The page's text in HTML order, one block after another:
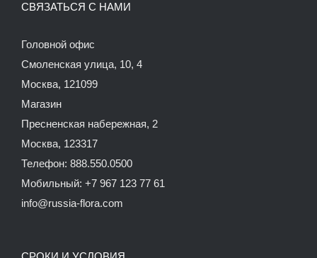
СВЯЗАТЬСЯ С НАМИ
Головной офис
Смоленская улица, 10, 4
Москва, 121099
Магазин
Пресненская набережная, 2
Москва, 123317
Телефон: 888.550.0500
Мобильный: +7 967 123 77 61
info@russia-flora.com